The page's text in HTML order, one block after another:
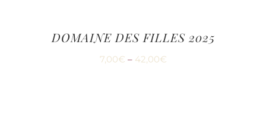
DOMAINE DES FILLES 2025
7,00€ – 42,00€